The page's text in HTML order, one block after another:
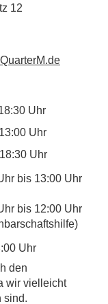
12
Uhr
Uhr
Uhr
bis 13:00 Uhr
bis 12:00 Uhr
Uhr
den
wir vielleicht
sind.